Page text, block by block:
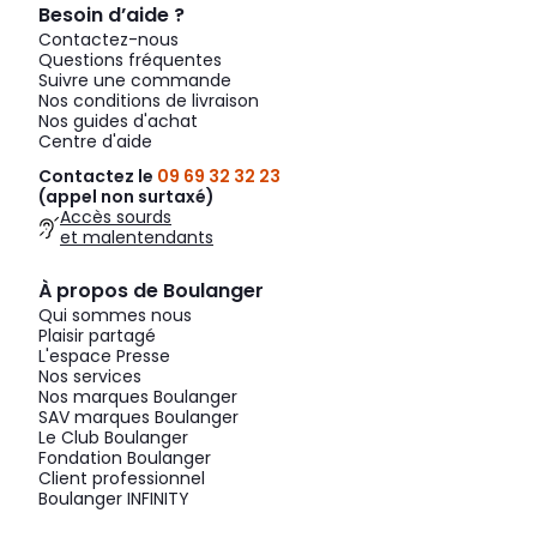
Besoin d’aide ?
Contactez-nous
Questions fréquentes
Suivre une commande
Nos conditions de livraison
Nos guides d'achat
Centre d'aide
Contactez le 09 69 32 32 23
(appel non surtaxé)
Accès sourds
et malentendants
À propos de Boulanger
Qui sommes nous
Plaisir partagé
L'espace Presse
Nos services
Nos marques Boulanger
SAV marques Boulanger
Le Club Boulanger
Fondation Boulanger
Client professionnel
Boulanger INFINITY